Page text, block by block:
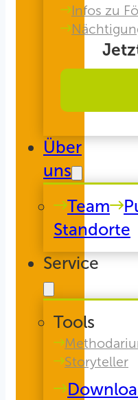
Infos zu
Über
uns
Team
Standorte
Service
Tools
Storyteller